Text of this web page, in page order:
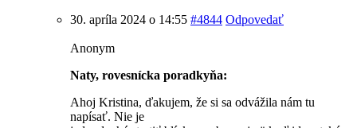
30. apríla 2024 o 14:55 #4844 Odpovedať
Anonym
Naty, rovesnícka poradkyňa:
Ahoj Kristina, ďakujem, že si sa odvážila nám tu
napísať. Nie je